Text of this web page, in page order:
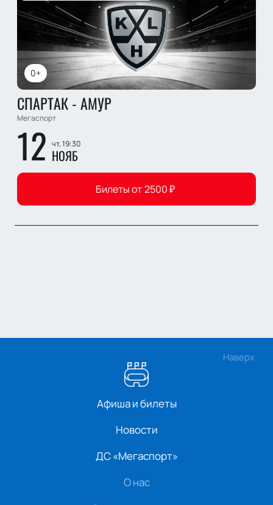
0+
СПАРТАК - АМУР
Мегаспорт
12 чт, 19:30
НОЯБ
Билеты от2500₽
Наверх
Афиша и билеты
Новости
ДС «Мегаспорт»
О нас